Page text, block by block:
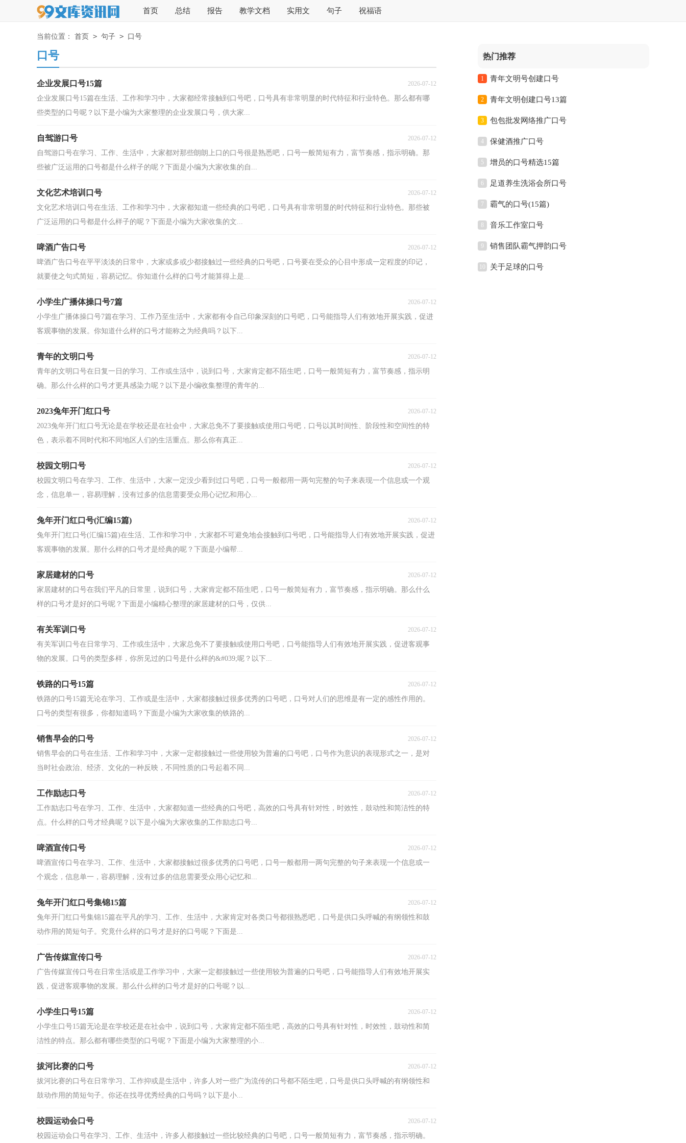
首页 总结 报告 教学文档 实用文 句子 祝福语
当前位置： 首页 > 句子 > 口号
口号
企业发展口号15篇 2026-07-12
企业发展口号15篇在生活、工作和学习中，大家都经常接触到口号吧，口号具有非常明显的时代特征和行业特色。那么都有哪
些类型的口号呢？以下是小编为大家整理的企业发展口号，供大家...
自驾游口号 2026-07-12
自驾游口号在学习、工作、生活中，大家都对那些朗朗上口的口号很是熟悉吧，口号一般简短有力，富节奏感，指示明确。那
些被广泛运用的口号都是什么样子的呢？下面是小编为大家收集的自...
文化艺术培训口号 2026-07-12
文化艺术培训口号在生活、工作和学习中，大家都知道一些经典的口号吧，口号具有非常明显的时代特征和行业特色。那些被
广泛运用的口号都是什么样子的呢？下面是小编为大家收集的文...
啤酒广告口号 2026-07-12
啤酒广告口号在平平淡淡的日常中，大家或多或少都接触过一些经典的口号吧，口号要在受众的心目中形成一定程度的印记，
就要使之句式简短，容易记忆。你知道什么样的口号才能算得上是...
小学生广播体操口号7篇 2026-07-12
小学生广播体操口号7篇在学习、工作乃至生活中，大家都有令自己印象深刻的口号吧，口号能指导人们有效地开展实践，促进
客观事物的发展。你知道什么样的口号才能称之为经典吗？以下...
青年的文明口号 2026-07-12
青年的文明口号在日复一日的学习、工作或生活中，说到口号，大家肯定都不陌生吧，口号一般简短有力，富节奏感，指示明
确。那么什么样的口号才更具感染力呢？以下是小编收集整理的青年的...
2023兔年开门红口号 2026-07-12
2023兔年开门红口号无论是在学校还是在社会中，大家总免不了要接触或使用口号吧，口号以其时间性、阶段性和空间性的特
色，表示着不同时代和不同地区人们的生活重点。那么你有真正...
校园文明口号 2026-07-12
校园文明口号在学习、工作、生活中，大家一定没少看到过口号吧，口号一般都用一两句完整的句子来表现一个信息或一个观
念，信息单一，容易理解，没有过多的信息需要受众用心记忆和用心...
兔年开门红口号(汇编15篇) 2026-07-12
兔年开门红口号(汇编15篇)在生活、工作和学习中，大家都不可避免地会接触到口号吧，口号能指导人们有效地开展实践，促进
客观事物的发展。那什么样的口号才是经典的呢？下面是小编帮...
家居建材的口号 2026-07-12
家居建材的口号在我们平凡的日常里，说到口号，大家肯定都不陌生吧，口号一般简短有力，富节奏感，指示明确。那么什么
样的口号才是好的口号呢？下面是小编精心整理的家居建材的口号，仅供...
有关军训口号 2026-07-12
有关军训口号在日常学习、工作或生活中，大家总免不了要接触或使用口号吧，口号能指导人们有效地开展实践，促进客观事
物的发展。口号的类型多样，你所见过的口号是什么样的&#039;呢？以下...
铁路的口号15篇 2026-07-12
铁路的口号15篇无论在学习、工作或是生活中，大家都接触过很多优秀的口号吧，口号对人们的思维是有一定的感性作用的。
口号的类型有很多，你都知道吗？下面是小编为大家收集的铁路的...
销售早会的口号 2026-07-12
销售早会的口号在生活、工作和学习中，大家一定都接触过一些使用较为普遍的口号吧，口号作为意识的表现形式之一，是对
当时社会政治、经济、文化的一种反映，不同性质的口号起着不同...
工作励志口号 2026-07-12
工作励志口号在学习、工作、生活中，大家都知道一些经典的口号吧，高效的口号具有针对性，时效性，鼓动性和简洁性的特
点。什么样的口号才经典呢？以下是小编为大家收集的工作励志口号...
啤酒宣传口号 2026-07-12
啤酒宣传口号在学习、工作、生活中，大家都接触过很多优秀的口号吧，口号一般都用一两句完整的句子来表现一个信息或一
个观念，信息单一，容易理解，没有过多的信息需要受众用心记忆和...
兔年开门红口号集锦15篇 2026-07-12
兔年开门红口号集锦15篇在平凡的学习、工作、生活中，大家肯定对各类口号都很熟悉吧，口号是供口头呼喊的有纲领性和鼓
动作用的简短句子。究竟什么样的口号才是好的口号呢？下面是...
广告传媒宣传口号 2026-07-12
广告传媒宣传口号在日常生活或是工作学习中，大家一定都接触过一些使用较为普遍的口号吧，口号能指导人们有效地开展实
践，促进客观事物的发展。那么什么样的口号才是好的口号呢？以...
小学生口号15篇 2026-07-12
小学生口号15篇无论是在学校还是在社会中，说到口号，大家肯定都不陌生吧，高效的口号具有针对性，时效性，鼓动性和简
洁性的特点。那么都有哪些类型的口号呢？下面是小编为大家整理的小...
拔河比赛的口号 2026-07-12
拔河比赛的口号在日常学习、工作抑或是生活中，许多人对一些广为流传的口号都不陌生吧，口号是供口头呼喊的有纲领性和
鼓动作用的简短句子。你还在找寻优秀经典的口号吗？以下是小...
校园运动会口号 2026-07-12
校园运动会口号在学习、工作、生活中，许多人都接触过一些比较经典的口号吧，口号一般简短有力，富节奏感，指示明确。
热门推荐
1 青年文明号创建口号
2 青年文明创建口号13篇
3 包包批发网络推广口号
4 保健酒推广口号
5 增员的口号精选15篇
6 足道养生洗浴会所口号
7 霸气的口号(15篇)
8 音乐工作室口号
9 销售团队霸气押韵口号
10 关于足球的口号